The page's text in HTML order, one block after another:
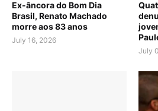
Ex-âncora do Bom Dia
Brasil, Renato Machado
morre aos 83 anos
July 16, 2026
July